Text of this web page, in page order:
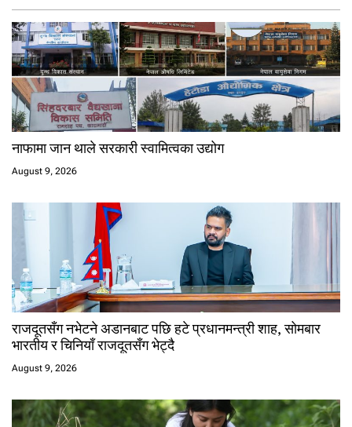
नाफामा जान थाले सरकारी स्वामित्वका उद्योग
August 9, 2026
राजदूतसँग नभेटने अडानबाट पछि हटे प्रधानमन्त्री शाह, सोमबार
भारतीय र चिनियाँ राजदूतसँग भेट्दै
August 9, 2026